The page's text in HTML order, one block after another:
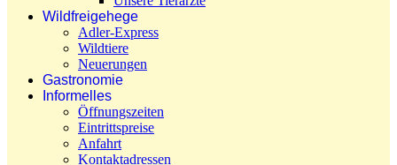
Wildfreigehege
Adler-Express
Wildtiere
Neuerungen
Gastronomie
Informelles
Öffnungszeiten
Eintrittspreise
Anfahrt
Kontaktadressen